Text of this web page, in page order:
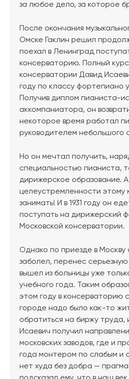
за любое дело, за которое
После окончания
Омске Гаклин решил
поехал в Ленинград
консерваторию. Полный
консерватории Давид
году по классу фортепиано
Получив диплом пианиста-
аккомпаниатора, он
некоторое время работал
руководителем небольшого
Но он мечтал получить,
специальностью пианиста,
дирижерское образование. А
целеустремленности
занимать! И в 1931 году он
поступать на дирижерский
Московской консерватории.
Однако по приезде в Москву
заболел, перенес
вышел из больницы уже
учебного года. Таким
этом году в консерваторию
городе надо было как-то
обратиться на биржу труда,
Исаевич получил
московских заводов, где и
года монтером по слабым и
нет худа без добра —